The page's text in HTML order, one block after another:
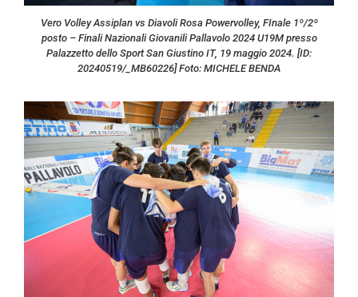
Vero Volley Assiplan vs Diavoli Rosa Powervolley, FInale 1º/2º
posto – Finali Nazionali Giovanili Pallavolo 2024 U19M presso
Palazzetto dello Sport San Giustino IT, 19 maggio 2024. [ID:
20240519/_MB60226] Foto: MICHELE BENDA